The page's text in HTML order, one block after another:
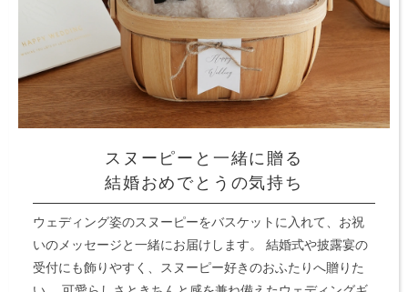
スヌーピーと一緒に贈る
結婚おめでとうの気持ち
ウェディング姿のスヌーピーをバスケットに入れて、お祝
いのメッセージと一緒にお届けします。
結婚式や披露宴の
受付にも飾りやすく、スヌーピー好きのおふたりへ贈りた